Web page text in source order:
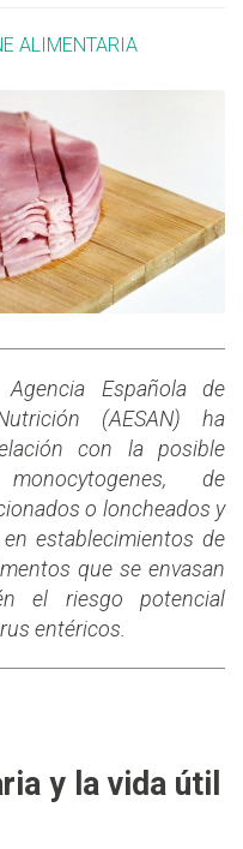
ALIMENTARIA
Española de
(AESAN) ha
con la posible
de
o loncheados y
establecimientos de
que se envasan
el riesgo potencial
entéricos.
y la vida útil